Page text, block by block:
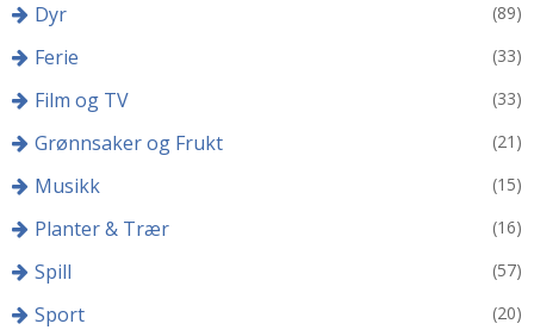
Dyr (89)
Ferie (33)
Film og TV (33)
Grønnsaker og Frukt (21)
Musikk (15)
Planter & Trær (16)
Spill (57)
Sport (20)